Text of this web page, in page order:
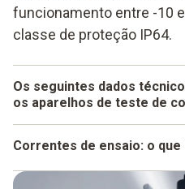
funcionamento entre -10
classe de proteção IP64.
Os seguintes dados
os aparelhos de teste de
Correntes de ensaio: o
Opere sempre os